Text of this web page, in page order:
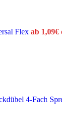
Flex ab 1,09€